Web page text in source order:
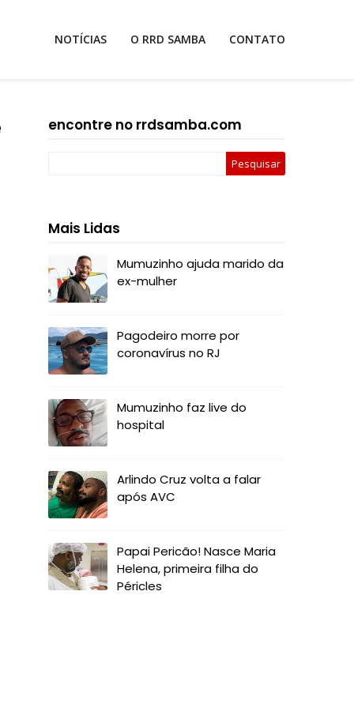
NOTÍCIAS O RRD SAMBA CONTATO
encontre no rrdsamba.com
Mais Lidas
Mumuzinho ajuda marido da
ex-mulher
Pagodeiro morre por
coronavírus no RJ
Mumuzinho faz live do
hospital
Arlindo Cruz volta a falar
após AVC
Papai Pericão! Nasce Maria
Helena, primeira filha do
Péricles